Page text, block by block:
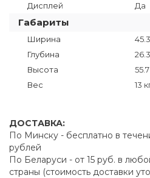
Дисплей Да
Габариты
Ширина
Глубина
Высота
Вес
13
ДОСТАВКА:
По Минску - бесплатно в
рублей
По Беларуси - от 15 руб. в
страны (стоимость доставки